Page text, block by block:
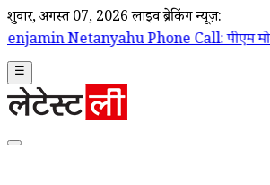
शुक्रवार, अगस्त 07, 2026 लाइव ब्रेकिंग न्यूज़:
Phone Call: पीएम मोदी और इजरायल के
☰